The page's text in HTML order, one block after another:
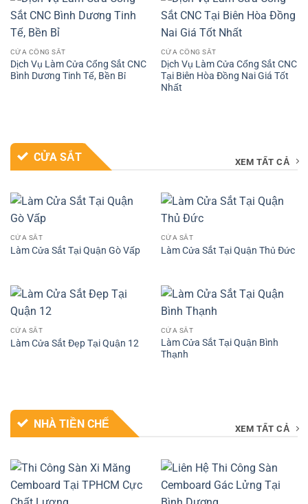
CỬA CỔNG SẮT
Dịch Vụ Làm Cửa Cổng Sắt CNC
Bình Dương Tinh Tế, Bền Bỉ
CỬA CỔNG SẮT
Dịch Vụ Làm Cửa Cổng Sắt CNC
Tại Biên Hòa Đồng Nai Giá Tốt
Nhất
CỬA SẮT XEM TẤT CẢ
CỬA SẮT
Làm Cửa Sắt Tại Quận Gò Vấp
CỬA SẮT
Làm Cửa Sắt Tại Quận Thủ Đức
CỬA SẮT
Làm Cửa Sắt Đẹp Tại Quận 12
CỬA SẮT
Làm Cửa Sắt Tại Quận Bình
Thạnh
NHÀ TIỀN CHẾ XEM TẤT CẢ